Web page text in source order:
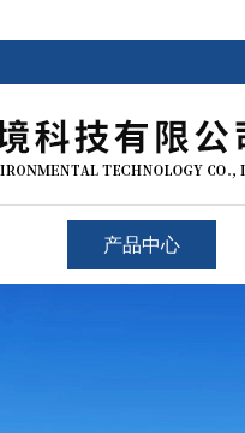
产品中心